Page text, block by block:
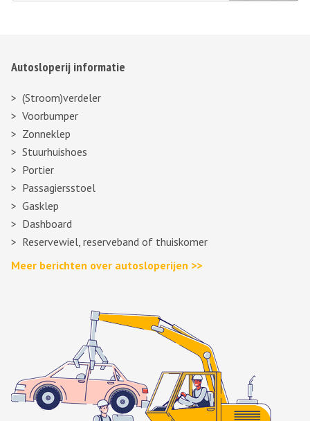
Autosloperij informatie
(Stroom)verdeler
Voorbumper
Zonneklep
Stuurhuishoes
Portier
Passagiersstoel
Gasklep
Dashboard
Reservewiel, reserveband of thuiskomer
Meer berichten over autosloperijen >>